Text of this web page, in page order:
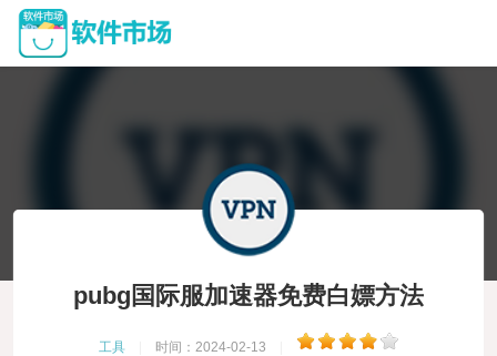
pubg国际服加速器免费白嫖方法
工具 时间：2024-02-13